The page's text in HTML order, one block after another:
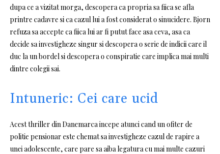
dupa ce a vizitat morga, descopera ca propria sa fiica se afla
printre cadavre si ca cazul lui a fost considerat o sinucidere. Bjorn
refuza sa accepte ca fiica lui ar fi putut face asa ceva, asa ca
decide sa investigheze singur si descopera o serie de indicii care il
duc la un bordel si descopera o conspiratie care implica mai multi
dintre colegii sai.
Intuneric: Cei care ucid
Acest thriller din Danemarca incepe atunci cand un ofiter de
politie pensionar este chemat sa investigheze cazul de rapire a
unei adolescente, care pare sa aiba legatura cu mai multe cazuri